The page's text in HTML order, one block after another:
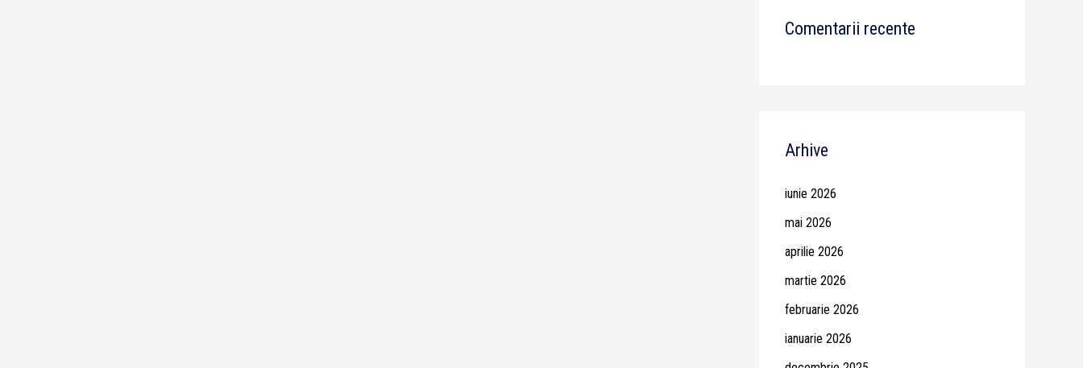
Comentarii recente
Arhive
iunie 2026
mai 2026
aprilie 2026
martie 2026
februarie 2026
ianuarie 2026